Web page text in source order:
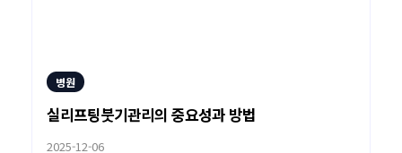
병원
실리프팅붓기관리의 중요성과 방법
2025-12-06